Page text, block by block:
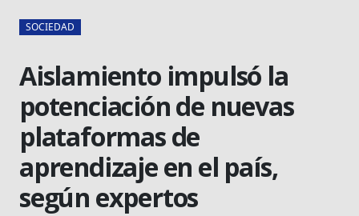
SOCIEDAD
Aislamiento impulsó la
potenciación de nuevas
plataformas de
aprendizaje en el país,
según expertos